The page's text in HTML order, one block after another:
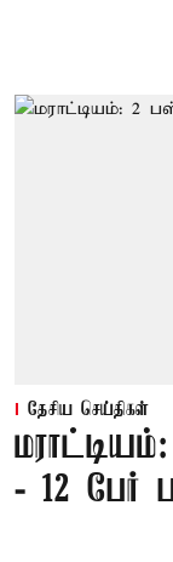
தேசிய செய்திகள்
- 12 பேர்